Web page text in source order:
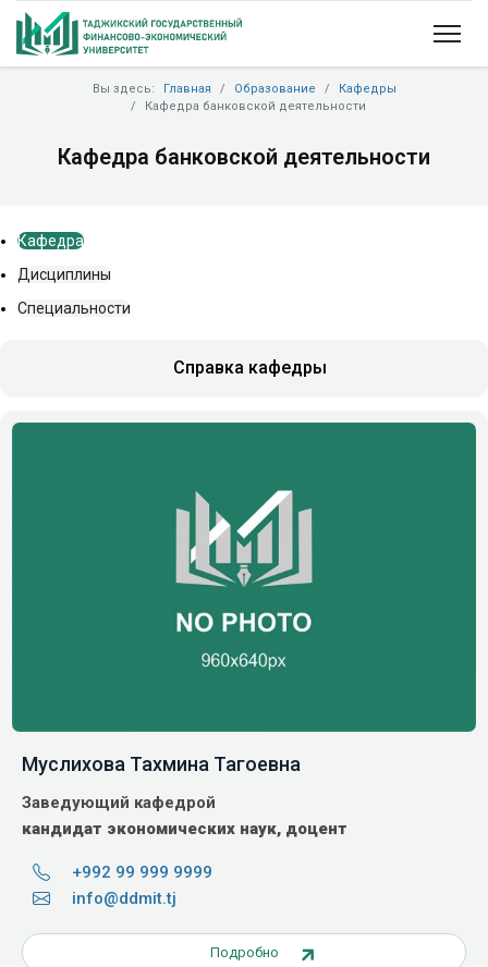
Вы здесь: Главная Образование
Кафедры
Кафедра банковской деятельности
Кафедра банковской деятельности
Кафедра
Дисциплины
Специальности
Справка кафедры
Муслихова Тахмина Тагоевна
Заведующий кафедрой
кандидат экономических наук, доцент
+992 99 999 9999
info@ddmit.tj
Подробно